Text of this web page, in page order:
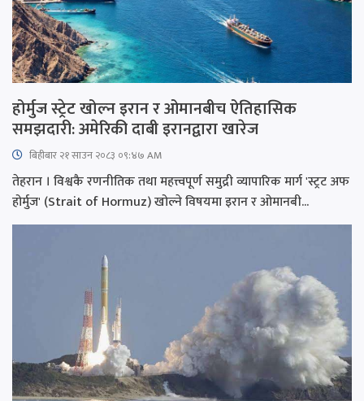
होर्मुज स्ट्रेट खोल्न इरान र ओमानबीच ऐतिहासिक
समझदारी: अमेरिकी दाबी इरानद्वारा खारेज
बिहीबार २१ साउन २०८३ ०९:४७ AM
तेहरान । विश्वकै रणनीतिक तथा महत्त्वपूर्ण समुद्री व्यापारिक मार्ग 'स्ट्रट अफ
होर्मुज' (Strait of Hormuz) खोल्ने विषयमा इरान र ओमानबी...